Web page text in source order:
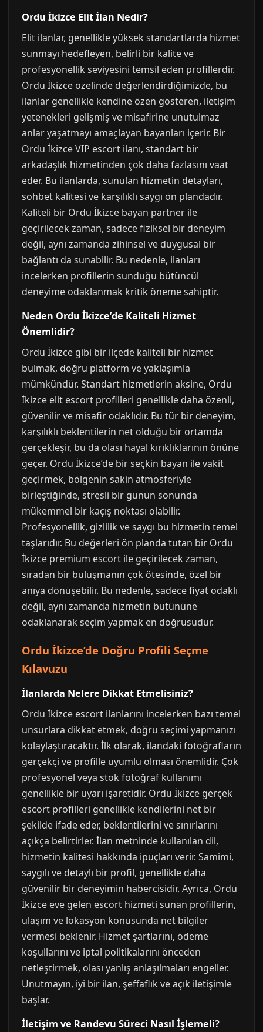
Ordu İkizce Elit İlan Nedir?
Elit ilanlar, genellikle yüksek standartlarda hizmet
sunmayı hedefleyen, belirli bir kalite ve
profesyonellik seviyesini temsil eden profillerdir.
Ordu İkizce özelinde değerlendirdiğimizde, bu
ilanlar genellikle kendine özen gösteren, iletişim
yetenekleri gelişmiş ve misafirine unutulmaz
anlar yaşatmayı amaçlayan bayanları içerir. Bir
Ordu İkizce VIP escort ilanı, standart bir
arkadaşlık hizmetinden çok daha fazlasını vaat
eder. Bu ilanlarda, sunulan hizmetin detayları,
sohbet kalitesi ve karşılıklı saygı ön plandadır.
Kaliteli bir Ordu İkizce bayan partner ile
geçirilecek zaman, sadece fiziksel bir deneyim
değil, aynı zamanda zihinsel ve duygusal bir
bağlantı da sunabilir. Bu nedenle, ilanları
incelerken profillerin sunduğu bütüncül
deneyime odaklanmak kritik öneme sahiptir.
Neden Ordu İkizce’de Kaliteli Hizmet
Önemlidir?
Ordu İkizce gibi bir ilçede kaliteli bir hizmet
bulmak, doğru platform ve yaklaşımla
mümkündür. Standart hizmetlerin aksine, Ordu
İkizce elit escort profilleri genellikle daha özenli,
güvenilir ve misafir odaklıdır. Bu tür bir deneyim,
karşılıklı beklentilerin net olduğu bir ortamda
gerçekleşir, bu da olası hayal kırıklıklarının önüne
geçer. Ordu İkizce’de bir seçkin bayan ile vakit
geçirmek, bölgenin sakin atmosferiyle
birleştiğinde, stresli bir günün sonunda
mükemmel bir kaçış noktası olabilir.
Profesyonellik, gizlilik ve saygı bu hizmetin temel
taşlarıdır. Bu değerleri ön planda tutan bir Ordu
İkizce premium escort ile geçirilecek zaman,
sıradan bir buluşmanın çok ötesinde, özel bir
anıya dönüşebilir. Bu nedenle, sadece fiyat odaklı
değil, aynı zamanda hizmetin bütününe
odaklanarak seçim yapmak en doğrusudur.
Ordu İkizce’de Doğru Profili Seçme
Kılavuzu
İlanlarda Nelere Dikkat Etmelisiniz?
Ordu İkizce escort ilanlarını incelerken bazı temel
unsurlara dikkat etmek, doğru seçimi yapmanızı
kolaylaştıracaktır. İlk olarak, ilandaki fotoğrafların
gerçekçi ve profille uyumlu olması önemlidir. Çok
profesyonel veya stok fotoğraf kullanımı
genellikle bir uyarı işaretidir. Ordu İkizce gerçek
escort profilleri genellikle kendilerini net bir
şekilde ifade eder, beklentilerini ve sınırlarını
açıkça belirtirler. İlan metninde kullanılan dil,
hizmetin kalitesi hakkında ipuçları verir. Samimi,
saygılı ve detaylı bir profil, genellikle daha
güvenilir bir deneyimin habercisidir. Ayrıca, Ordu
İkizce eve gelen escort hizmeti sunan profillerin,
ulaşım ve lokasyon konusunda net bilgiler
vermesi beklenir. Hizmet şartlarını, ödeme
koşullarını ve iptal politikalarını önceden
netleştirmek, olası yanlış anlaşılmaları engeller.
Unutmayın, iyi bir ilan, şeffaflık ve açık iletişimle
başlar.
İletişim ve Randevu Süreci Nasıl İşlemeli?